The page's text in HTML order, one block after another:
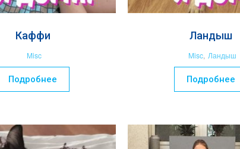
Каффи
Misc
Подробнее
Ландыш
Misc, Ландыш
Подробнее